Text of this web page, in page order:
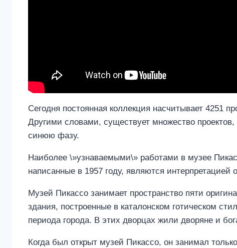
Сегодня постоянная коллекция насчитывает 4251
Другими словами, существует множество
синюю фазу.
Наиболее \»узнаваемыми\» работами в музее
написанные в 1957 году, являются
Музей Пикассо занимает пространство пяти
здания, построенные в каталонском готическом
периода города. В этих дворцах жили дворяне и
Когда был открыт музей Пикассо, он занимал